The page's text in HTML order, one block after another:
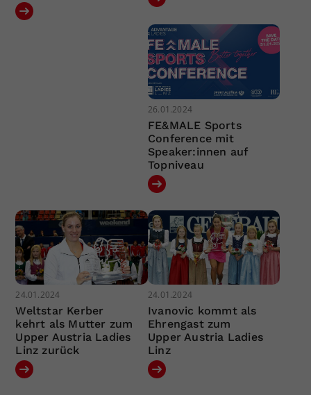
26.01.2024
FE&MALE Sports
Conference mit
Speaker:innen auf
Topniveau
24.01.2024
Weltstar Kerber
kehrt als Mutter zum
Upper Austria Ladies
Linz zurück
24.01.2024
Ivanovic kommt als
Ehrengast zum
Upper Austria Ladies
Linz